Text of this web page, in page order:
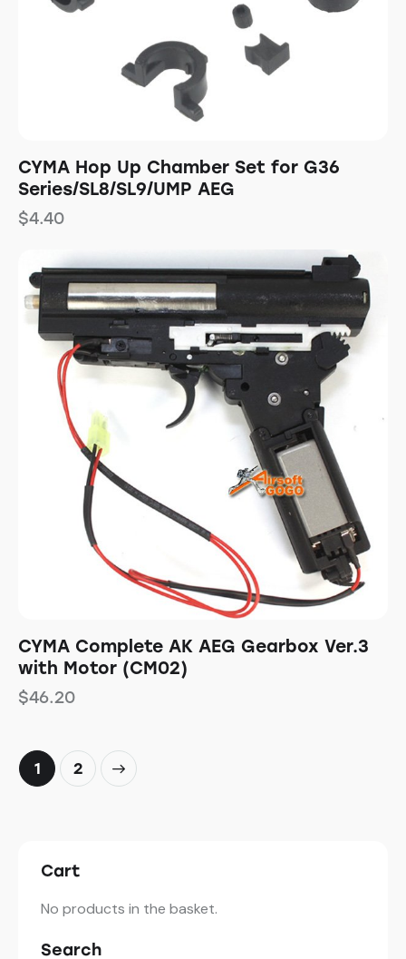
CYMA Hop Up Chamber Set for G36
Series/SL8/SL9/UMP AEG
$4.40
CYMA Complete AK AEG Gearbox Ver.3
with Motor (CM02)
$46.20
1 2
→
Cart
No products in the basket.
Search